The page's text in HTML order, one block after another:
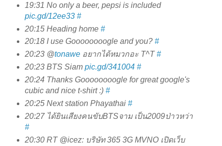
19:31 No only a beer, pepsi is included
pic.gd/12ee33 #
20:15Heading home #
20:18I use Goooooooogle and you? #
20:23@tonaweอยากได้หมวกอะ T^T#
20:23BTS Siam pic.gd/341004 #
20:24Thanks Goooooooogle for great google's
cubic and nice t-shirt :) #
20:25Next station Phayathai #
20:27ได้ยินเสียงคนขับBTSจาม เป็น2009ป่าวหว่า
#
20:30RT @icez: บริษัท 365 3G MVNO เปิดเว็บ